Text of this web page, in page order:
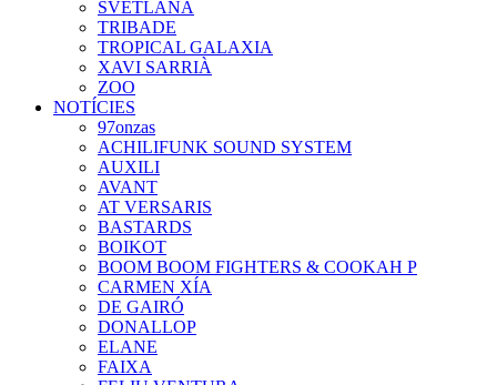
SVETLANA
TRIBADE
TROPICAL GALAXIA
XAVI SARRIÀ
ZOO
NOTÍCIES
97onzas
ACHILIFUNK SOUND SYSTEM
AUXILI
AVANT
AT VERSARIS
BASTARDS
BOIKOT
BOOM BOOM FIGHTERS & COOKAH P
CARMEN XÍA
DE GAIRÓ
DONALLOP
ELANE
FAIXA